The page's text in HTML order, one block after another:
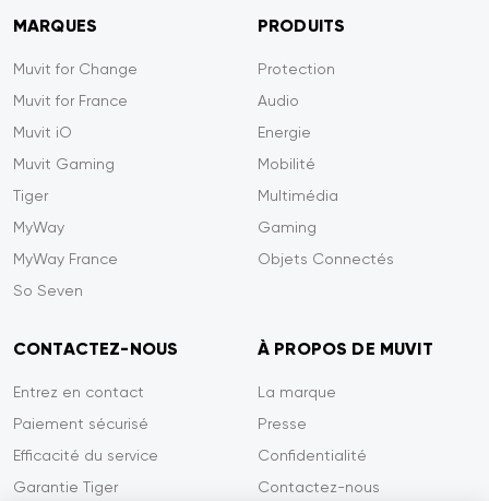
MARQUES
Muvit for Change
Muvit for France
Muvit iO
Muvit Gaming
Tiger
MyWay
MyWay France
So Seven
PRODUITS
Protection
Audio
Energie
Mobilité
Multimédia
Gaming
Objets Connectés
CONTACTEZ-NOUS
Entrez en contact
Paiement sécurisé
Efficacité du service
Garantie Tiger
À PROPOS DE MUVIT
La marque
Presse
Confidentialité
Contactez-nous